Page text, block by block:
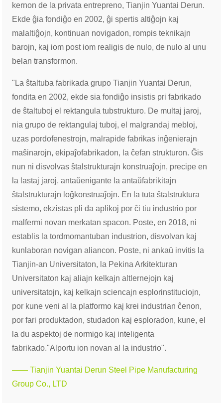
kernon de la privata entrepreno, Tianjin Yuantai Derun.
Ekde ĝia fondiĝo en 2002, ĝi spertis altiĝojn kaj
malaltiĝojn, kontinuan novigadon, rompis teknikajn
barojn, kaj iom post iom realigis de nulo, de nulo al unu
belan transformon.
"La ŝtaltuba fabrikada grupo Tianjin Yuantai Derun,
fondita en 2002, ekde sia fondiĝo insistis pri fabrikado
de ŝtaltuboj el rektangula tubstrukturo. De multaj jaroj,
nia grupo de rektangulaj tuboj, el malgrandaj mebloj,
uzas pordofenestrojn, malrapide fabrikas inĝenierajn
maŝinarojn, ekipaĵofabrikadon, la ĉefan strukturon. Ĝis
nun ni disvolvas ŝtalstrukturajn konstruaĵojn, precipe en
la lastaj jaroj, antaŭenigante la antaŭfabrikitajn
ŝtalstrukturajn loĝkonstruaĵojn. En la tuta ŝtalstruktura
sistemo, ekzistas pli da aplikoj por ĉi tiu industrio por
malfermi novan merkatan spacon. Poste, en 2018, ni
establis la tordmomantuban industrion, disvolvan kaj
kunlaboran novigan aliancon. Poste, ni ankaŭ invitis la
Tianjin-an Universitaton, la Pekina Arkitekturan
Universitaton kaj aliajn kelkajn altlernejojn kaj
universitatojn, kaj kelkajn sciencajn esplorinstituciojn,
por kune veni al la platformo kaj krei industrian ĉenon,
por fari produktadon, studadon kaj esploradon, kune, el
la du aspektoj de normigo kaj inteligenta
fabrikado."Alportu ion novan al la industrio".
—— Tianjin Yuantai Derun Steel Pipe Manufacturing
Group Co., LTD